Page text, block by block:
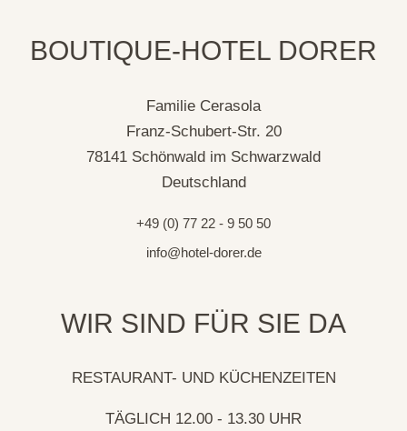
BOUTIQUE-HOTEL DORER
Familie Cerasola
Franz-Schubert-Str. 20
78141 Schönwald im Schwarzwald
Deutschland
+49 (0) 77 22 - 9 50 50
info@hotel-dorer.de
WIR SIND FÜR SIE DA
RESTAURANT- UND KÜCHENZEITEN
TÄGLICH 12.00 - 13.30 UHR